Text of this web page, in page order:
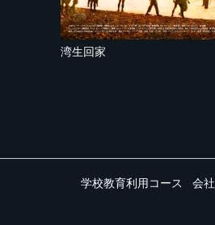
湾生回家
学校教育利用コース 会